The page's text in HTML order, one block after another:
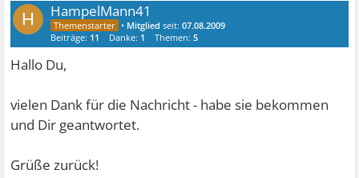
H HampelMann41
• Mitglied seit:07.08.2009
Beiträge: 11 Danke: 1 Themen:5
Hallo Du,
vielen Dank für die Nachricht - habe sie bekommen
und Dir geantwortet.
Grüße zurück!